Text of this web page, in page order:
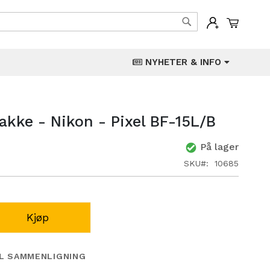
Min
NYHETER & INFO
- Nikon - Pixel BF-15L/B
På lager
SKU 10685
Kjøp
SAMMENLIGNING